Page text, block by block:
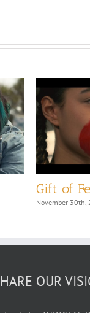
Gift of
November 30th,
OUR